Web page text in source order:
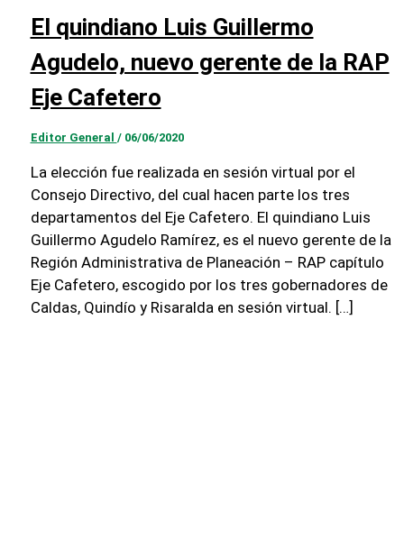
El quindiano Luis Guillermo
Agudelo, nuevo gerente de la RAP
Eje Cafetero
Editor General / 06/06/2020
La elección fue realizada en sesión virtual por el
Consejo Directivo, del cual hacen parte los tres
departamentos del Eje Cafetero. El quindiano Luis
Guillermo Agudelo Ramírez, es el nuevo gerente de la
Región Administrativa de Planeación – RAP capítulo
Eje Cafetero, escogido por los tres gobernadores de
Caldas, Quindío y Risaralda en sesión virtual. […]